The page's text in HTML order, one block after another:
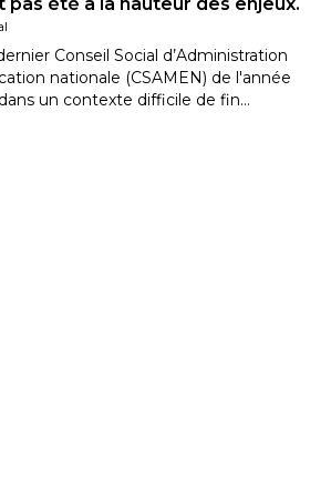
Conseil Social d’Administration
nationale (CSAMEN) de l'année
un contexte difficile de fin…